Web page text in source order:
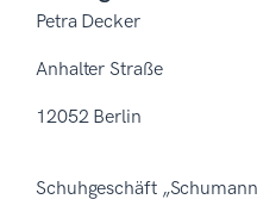
Petra Decker
Anhalter Straße
12052 Berlin
Schuhgeschäft